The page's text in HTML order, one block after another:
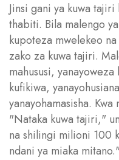
Jinsi gani ya kuwa
thabiti. Bila malengo
kupoteza mwelekeo
zako za kuwa tajiri.
mahususi,
kufikiwa,
yanayohamasisha.
"Nataka kuwa tajiri,"
na shilingi milioni 100
ndani ya miaka mitano."